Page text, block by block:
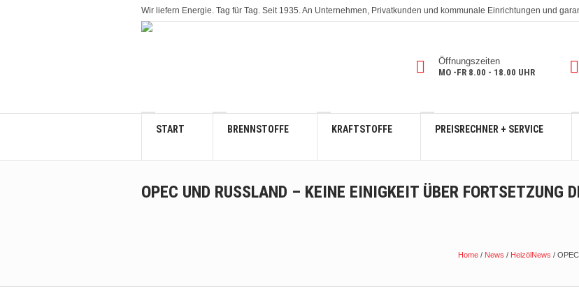
Wir liefern Energie. Tag für Tag. Seit 1935. An Unternehmen, Privatkunden und kommunale Einrichtungen und
Öffnungszeiten
MO -FR 8.00 - 18.00 UHR
START BRENNSTOFFE KRAFTSTOFFE PREISRECHNER + SERVICE
OPEC UND RUSSLAND – KEINE EINIGKEIT ÜBER FORTSETZUNG
Home / News / HeizölNews /